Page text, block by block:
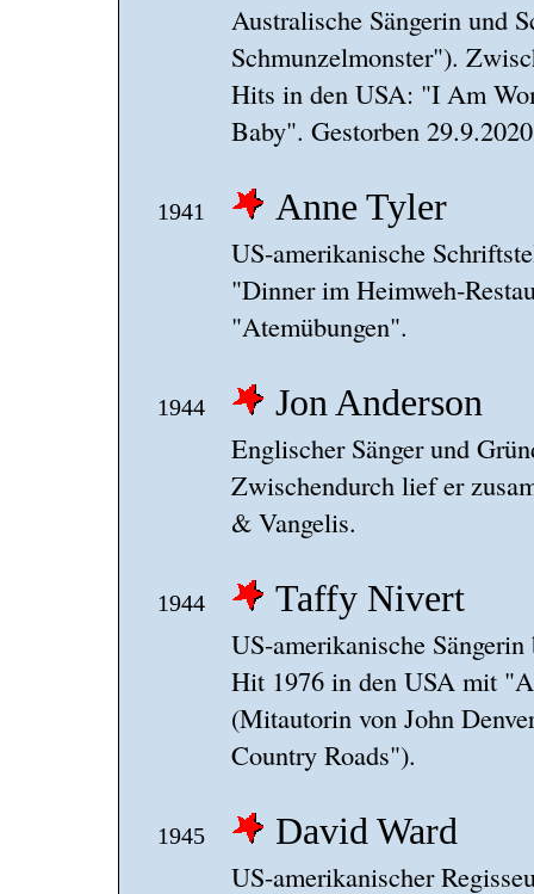
Australische Sängerin und
Schmunzelmonster").
Hits in den USA: "I Am
Baby". Gestorben
1941 Anne Tyler
US-amerikanische
"Dinner im Heimweh-
"Atemübungen".
1944 Jon Anderson
Englischer Sänger und
Zwischendurch lief er
& Vangelis.
1944 Taffy Nivert
US-amerikanische
Hit 1976 in den USA mit
(Mitautorin von John
Country Roads").
1945 David Ward
US-amerikanischer